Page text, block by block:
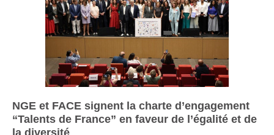
NGE et FACE signent la charte d’engagement
“Talents de France” en faveur de l’égalité et de